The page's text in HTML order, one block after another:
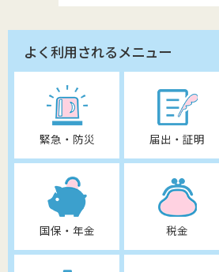
よく利用されるメニュー
緊急・防災 届出・証明
国保・年金 税金